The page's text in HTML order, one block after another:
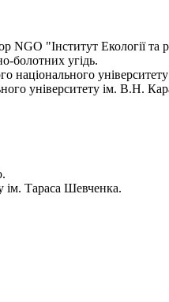
NGO "Інститут Екології
болотних угідь.
національного
університету ім. В.Н.
ім. Тараса Шевченка.